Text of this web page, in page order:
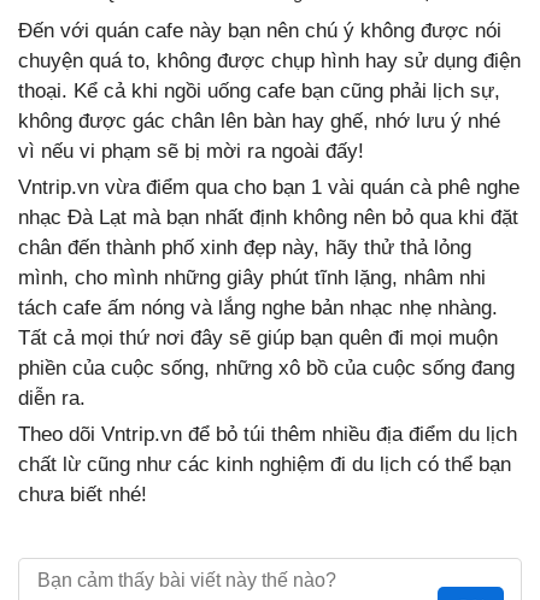
Đến với quán cafe này bạn nên chú ý không được nói
chuyện quá to, không được chụp hình hay sử dụng điện
thoại. Kể cả khi ngồi uống cafe bạn cũng phải lịch sự,
không được gác chân lên bàn hay ghế, nhớ lưu ý nhé
vì nếu vi phạm sẽ bị mời ra ngoài đấy!
Vntrip.vn vừa điểm qua cho bạn 1 vài quán cà phê nghe
nhạc Đà Lạt mà bạn nhất định không nên bỏ qua khi đặt
chân đến thành phố xinh đẹp này, hãy thử thả lỏng
mình, cho mình những giây phút tĩnh lặng, nhâm nhi
tách cafe ấm nóng và lắng nghe bản nhạc nhẹ nhàng.
Tất cả mọi thứ nơi đây sẽ giúp bạn quên đi mọi muộn
phiền của cuộc sống, những xô bồ của cuộc sống đang
diễn ra.
Theo dõi Vntrip.vn để bỏ túi thêm nhiều địa điểm du lịch
chất lừ cũng như các kinh nghiệm đi du lịch có thể bạn
chưa biết nhé!